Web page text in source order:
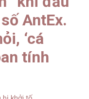
AntEx.
‘cá
tính